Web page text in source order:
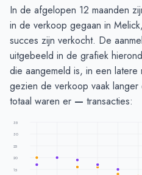
In de afgelopen 12 maanden
in de verkoop gegaan in
succes zijn verkocht. De
uitgebeeld in de grafiek
die aangemeld is, in een latere
gezien de verkoop vaak
totaal waren er — transacties:
35
30
25
20
15